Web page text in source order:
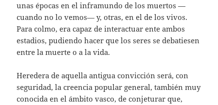
unas épocas en el inframundo de los muertos —
cuando no lo vemos— y, otras, en el de los vivos.
Para colmo, era capaz de interactuar ente ambos
estadios, pudiendo hacer que los seres se debatiesen
entre la muerte o a la vida.
Heredera de aquella antigua convicción será, con
seguridad, la creencia popular general, también muy
conocida en el ámbito vasco, de conjeturar que,